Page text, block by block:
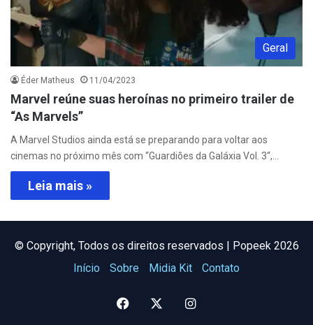
Geral
Éder Matheus 11/04/2023
Marvel reúne suas heroínas no primeiro trailer de
“As Marvels”
A Marvel Studios ainda está se preparando para voltar aos
cinemas no próximo mês com “Guardiões da Galáxia Vol. 3“,…
Leia mais »
©️ Copyright, Todos os direitos reservados | Popeek 2026
Início
Sobre Midia Kit Contato
Facebook Instagram